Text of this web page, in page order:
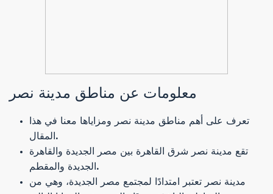
معلومات عن مناطق مدينة نصر
تعرف على أهم مناطق مدينة نصر ومزاياها معنا في هذا
المقال.
تقع مدينة نصر شرق القاهرة بين مصر الجديدة والقاهرة
الجديدة والمقطم.
مدينة نصر تعتبر امتدادًا لمجتمع مصر الجديدة، وهي من